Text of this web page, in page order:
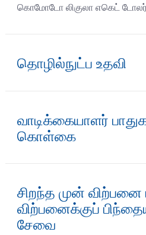
கொமோடோ லிகுலா எகெட்
தொழில்நுட்ப உதவி
வாடிக்கையாளர்
கொள்கை
சிறந்த முன் விற்பனை
விற்பனைக்குப்
சேவை